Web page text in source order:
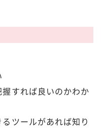
すれば良いのかわか
ツールがあれば知り